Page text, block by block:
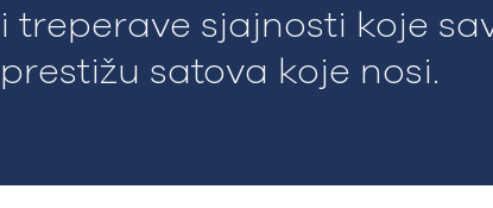
i treperave sjajnosti koje
prestižu satova koje nosi.